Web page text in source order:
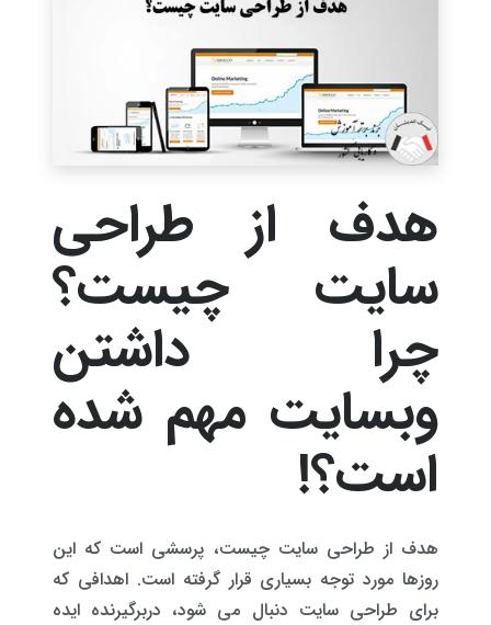
هدف از طراحی
سایت چیست؟
چرا داشتن
وبسایت مهم شده
است؟!
هدف از طراحی سایت چیست، پرسشی است که این
روزها مورد توجه بسیاری قرار گرفته است. اهدافی که
برای طراحی سایت دنبال می شود، دربرگیرنده ایده